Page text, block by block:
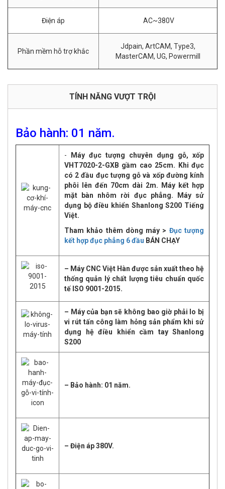
Điện áp AC~380V
Phần mềm hỗ trợ khắc
Jdpain, ArtCAM, Type3,
MasterCAM, UG, Powermill
TÍNH NĂNG VƯỢT TRỘI
Bảo hành: 01 năm.
- Máy đục tượng chuyên dụng gỗ, xốp
VHT7020-2-GXB gầm cao 25cm. Khi đục
có 2 đầu đục tượng gỗ và xốp đường kính
phôi lên đến 70cm dài 2m. Máy kết hợp
mặt bàn nhôm rời đục phẳng. Máy sử
dụng bộ điều khiển Shanlong S200 Tiếng
Việt.
Tham khảo thêm dòng máy > Đục tượng
kết hợp đục phẳng 6 đầu BÁN CHẠY
– Máy CNC Việt Hàn được sản xuất theo hệ
thống quản lý chất lượng tiêu chuẩn quốc
tế ISO 9001-2015.
– Máy của bạn sẽ không bao giờ phải lo bị
vi rút tấn công làm hỏng sản phẩm khi sử
dụng hệ điều khiển cầm tay Shanlong
S200
– Bảo hành: 01 năm.
– Điện áp 380V.